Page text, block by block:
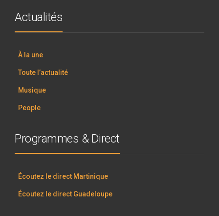
Actualités
À la une
Toute l’actualité
Musique
People
Programmes & Direct
Écoutez le direct Martinique
Écoutez le direct Guadeloupe